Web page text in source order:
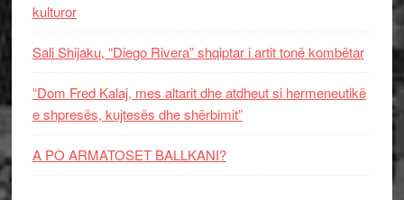
kulturor
Sali Shijaku, “Diego Rivera” shqiptar i artit tonë kombëtar
“Dom Fred Kalaj, mes altarit dhe atdheut si hermeneutikë
e shpresës, kujtesës dhe shërbimit”
A PO ARMATOSET BALLKANI?